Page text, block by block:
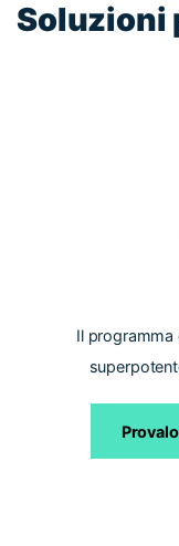
Soluzioni
Il